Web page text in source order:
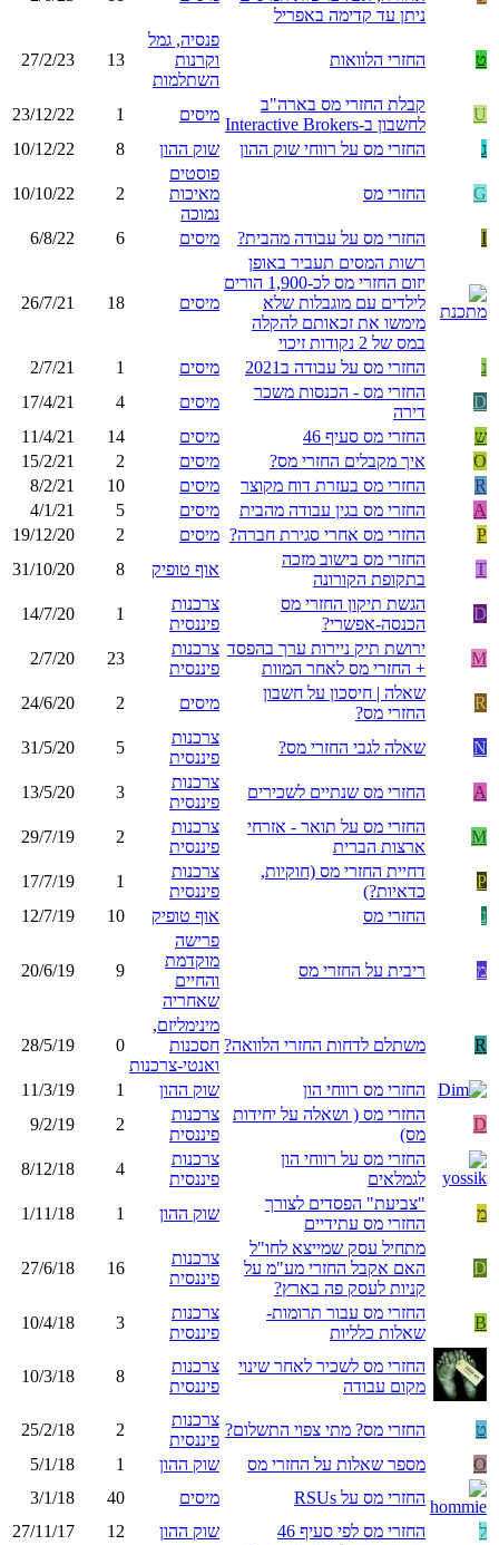
ניתן עד קדימה באפריל
ט החזרי הלוואות
פנסיה, גמל
וקרנות
השתלמות
13
27/2/23
U
קבלת החזרי מס בארה"ב
לחשבון ב-Interactive Brokers
מיסים 1
23/12/22
ג
החזרי מס על רווחי שוק ההון שוק ההון 8
10/12/22
G החזרי מס
פוסטים
מאיכות
נמוכה
2
10/10/22
I החזרי מס על עבודה מהבית? מיסים 6
6/8/22
רשות המסים תעביר באופן
יזום החזרי מס לכ-1,900 הורים
לילדים עם מוגבלות שלא
מימשו את זכאותם להקלה
במס של 2 נקודות זיכוי
מיסים 18
26/7/21
נ החזרי מס על עבודה ב2021 מיסים 1
2/7/21
D
החזרי מס - הכנסות משכר
דירה
מיסים 4
17/4/21
ש
החזרי מס סעיף 46 מיסים 14
11/4/21
O
איך מקבלים החזרי מס? מיסים 2
15/2/21
R
החזרי מס בעזרת דוח מקוצר מיסים 10
8/2/21
A
החזרי מס בגין עבודה מהבית מיסים 5
4/1/21
P
החזרי מס אחרי סגירת חברה? מיסים 2
19/12/20
T
החזרי מס בישוב מזכה
בתקופת הקורונה
אוף טופיק 8
31/10/20
D
הגשת תיקון החזרי מס
הכנסה-אפשרי?
צרכנות
פיננסית
1
14/7/20
M
ירושת תיק ניירות ערך בהפסד
+ החזרי מס לאחר המוות
צרכנות
פיננסית
23
2/7/20
R
שאלה | חיסכון על חשבון
החזרי מס?
מיסים 2
24/6/20
N שאלה לגבי החזרי מס?
צרכנות
פיננסית
5
31/5/20
A החזרי מס שנתיים לשכירים
צרכנות
פיננסית
3
13/5/20
M
החזרי מס על תואר - אזרחי
ארצות הברית
צרכנות
פיננסית
2
29/7/19
P
דחיית החזרי מס (חוקיות,
כדאיות?)
צרכנות
פיננסית
1
17/7/19
נ
החזרי מס אוף טופיק 10
12/7/19
מ ריבית על החזרי מס
פרישה
מוקדמת
והחיים
שאחריה
9
20/6/19
R משתלם לדחות החזרי הלוואה?
מינימליזם,
חסכנות
ואנטי-צרכנות
0
28/5/19
החזרי מס רווחי הון שוק ההון 1
11/3/19
D
החזרי מס ( ושאלה על יחידות
מס)
צרכנות
פיננסית
2
9/2/19
החזרי מס על רווחי הון
לגמלאים
צרכנות
פיננסית
4
8/12/18
מ
"צביעת" הפסדים לצורך
החזרי מס עתידיים
שוק ההון 1
1/11/18
D
מתחיל עסק שמייצא לחו"ל
האם אקבל החזרי מע"מ על
קניות לעסק פה בארץ?
צרכנות
פיננסית
16
27/6/18
B
החזרי מס עבור תרומות-
שאלות כלליות
צרכנות
פיננסית
3
10/4/18
החזרי מס לשכיר לאחר שינוי
מקום עבודה
צרכנות
פיננסית
8
10/3/18
ט החזרי מס? מתי צפוי התשלום?
צרכנות
פיננסית
2
25/2/18
O
מספר שאלות על החזרי מס שוק ההון 1
5/1/18
החזרי מס על RSUs
מיסים 40
3/1/18
ל
החזרי מס לפי סעיף 46 שוק ההון 12
27/11/17